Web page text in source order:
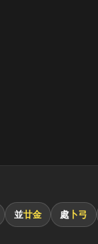
並廿金 處 卜弓